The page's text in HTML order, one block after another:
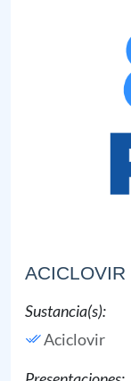
ACICLOVIR
Sustancia(s):
Aciclovir